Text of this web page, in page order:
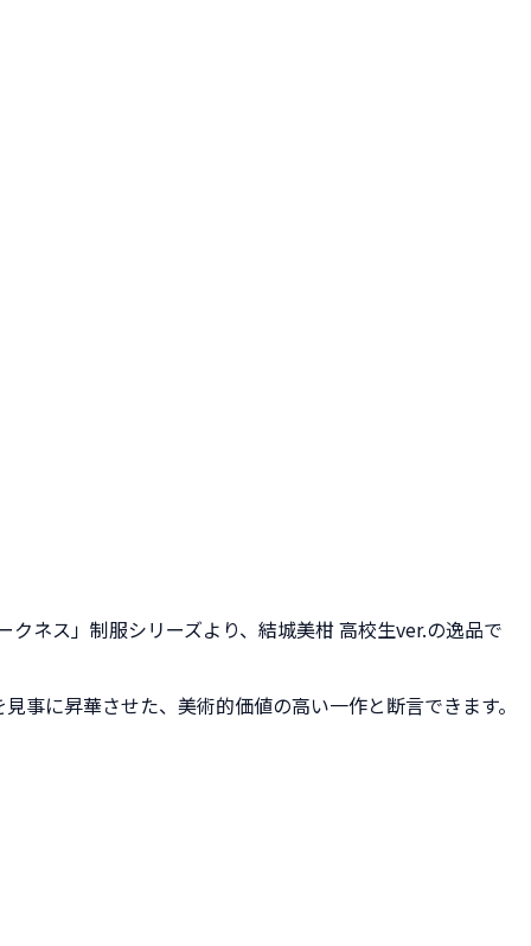
ネス」制服シリーズより、結城美柑 高校生ver.の逸品で
事に昇華させた、美術的価値の高い一作と断言できます。